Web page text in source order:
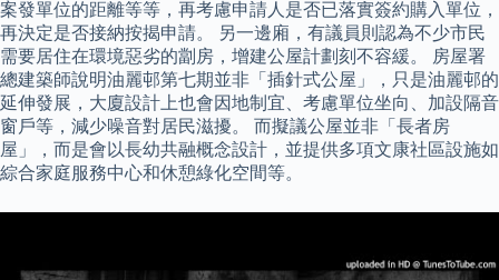
案發單位的距離等等，再考慮申請人是否已落實簽約購入單位，
再決定是否接納按揭申請。 另一邊廂，有議員則認為不少市民
需要居住在環境惡劣的劏房，增建公屋計劃刻不容緩。 房屋署
總建築師說明油麗邨第七期並非「插針式公屋」，只是油麗邨的
延伸發展，大廈設計上也會因地制宜、考慮單位坐向、加設隔音
窗戶等，減少噪音對居民滋擾。 而擬議公屋並非「長者房
屋」，而是會以長幼共融概念設計，並提供多項文康社區設施如
綜合家庭服務中心和休憩綠化空間等。